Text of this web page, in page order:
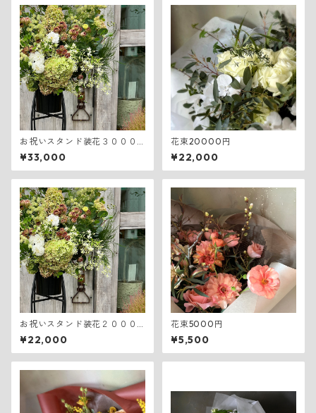
お祝いスタンド装花３０００
０円
¥33,000
花束20000円
¥22,000
お祝いスタンド装花２０００
０円
¥22,000
花束5000円
¥5,500